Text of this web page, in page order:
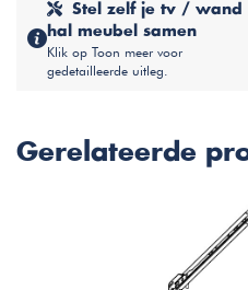
Stel zelf je tv / wand
hal meubel samen
Klik op Toon meer voor
gedetailleerde uitleg.
Gerelateerde